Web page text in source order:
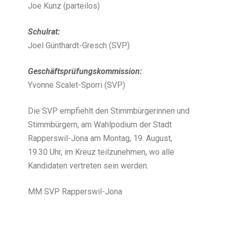
Joe Kunz (parteilos)
Schulrat:
Joel Günthardt-Gresch (SVP)
Geschäftsprüfungskommission:
Yvonne Scalet-Spörri (SVP)
Die SVP empfiehlt den Stimmbürgerinnen und
Stimmbürgern, am Wahlpodium der Stadt
Rapperswil-Jona am Montag, 19. August,
19.30 Uhr, im Kreuz teilzunehmen, wo alle
Kandidaten vertreten sein werden.
MM SVP Rapperswil-Jona